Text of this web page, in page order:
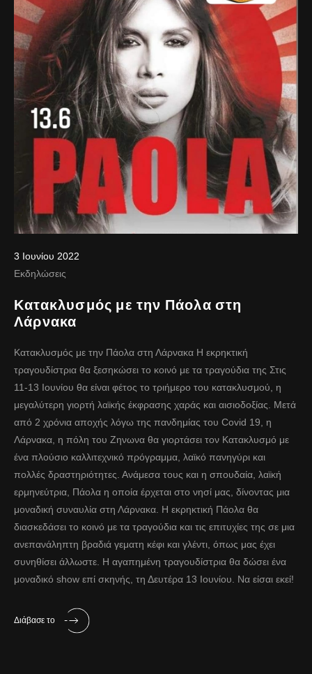
3 Ιουνίου 2022
Εκδηλώσεις
Κατακλυσμός με την Πάολα στη
Λάρνακα
Κατακλυσμός με την Πάολα στη Λάρνακα Η εκρηκτική
τραγουδίστρια θα ξεσηκώσει το κοινό με τα τραγούδια της Στις
11-13 Ιουνίου θα είναι φέτος το τριήμερο του κατακλυσμού, η
μεγαλύτερη γιορτή λαϊκής έκφρασης χαράς και αισιοδοξίας. Μετά
από 2 χρόνια αποχής λόγω της πανδημίας του Covid 19, η
Λάρνακα, η πόλη του Ζηνωνα θα γιορτάσει τον Κατακλυσμό με
ένα πλούσιο καλλιτεχνικό πρόγραμμα, λαϊκό πανηγύρι και
πολλές δραστηριότητες. Ανάμεσα τους και η σπουδαία, λαϊκή
ερμηνεύτρια, Πάολα η οποία έρχεται στο νησί μας, δίνοντας μια
μοναδική συναυλία στη Λάρνακα. Η εκρηκτική Πάολα θα
διασκεδάσει το κοινό με τα τραγούδια και τις επιτυχίες της σε μια
ανεπανάληπτη βραδιά γεματη κέφι και γλέντι, όπως μας έχει
συνηθίσει άλλωστε. Η αγαπημένη τραγουδίστρια θα δώσει ένα
μοναδικό show επί σκηνής, τη Δευτέρα 13 Ιουνίου. Να είσαι εκεί!
Διάβασε το